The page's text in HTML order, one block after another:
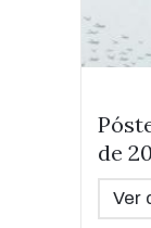
de
Ver